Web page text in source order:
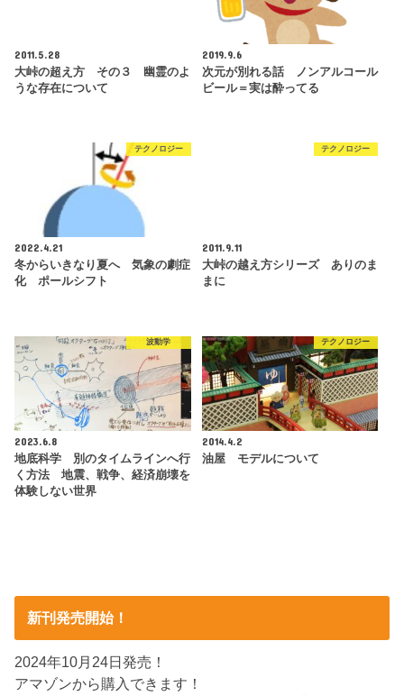
2011.5.28
大峠の超え方 その３ 幽霊のよ
うな存在について
2019.9.6
次元が別れる話 ノンアルコール
ビール＝実は酔ってる
テクノロジー
2022.4.21
冬からいきなり夏へ 気象の劇症
化 ポールシフト
テクノロジー
2011.9.11
大峠の越え方シリーズ ありのま
まに
波動学
2023.6.8
地底科学 別のタイムラインへ行
く方法 地震、戦争、経済崩壊を
体験しない世界
テクノロジー
2014.4.2
油屋 モデルについて
新刊発売開始！
2024年10月24日発売！
アマゾンから購入できます！